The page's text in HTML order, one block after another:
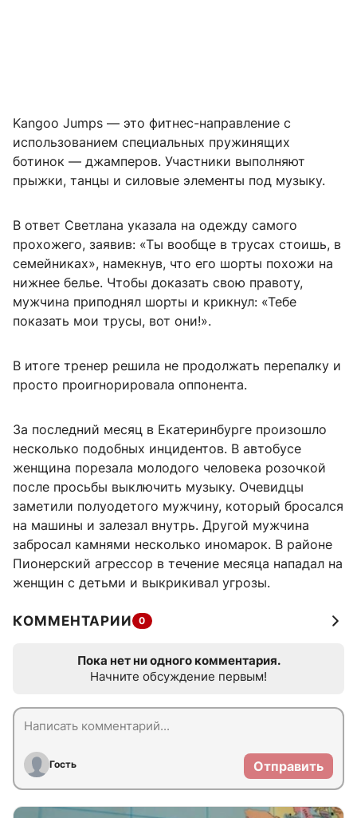
Kangoo Jumps — это фитнес-направление с
использованием специальных пружинящих
ботинок — джамперов. Участники выполняют
прыжки, танцы и силовые элементы под музыку.
В ответ Светлана указала на одежду самого
прохожего, заявив: «Ты вообще в трусах стоишь, в
семейниках», намекнув, что его шорты похожи на
нижнее белье. Чтобы доказать свою правоту,
мужчина приподнял шорты и крикнул: «Тебе
показать мои трусы, вот они!».
В итоге тренер решила не продолжать перепалку и
просто проигнорировала оппонента.
За последний месяц в Екатеринбурге произошло
несколько подобных инцидентов. В автобусе
женщина порезала молодого человека розочкой
после просьбы выключить музыку. Очевидцы
заметили полуодетого мужчину, который бросался
на машины и залезал внутрь. Другой мужчина
забросал камнями несколько иномарок. В районе
Пионерский агрессор в течение месяца нападал на
женщин с детьми и выкрикивал угрозы.
КОММЕНТАРИИ 0
Пока нет ни одного комментария.
Начните обсуждение первым!
Гость Отправить